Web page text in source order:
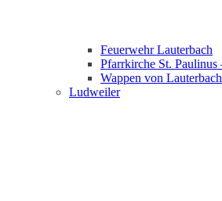
Feuerwehr Lauterbach
Pfarrkirche St.
Wappen von Lauterbach
Ludweiler